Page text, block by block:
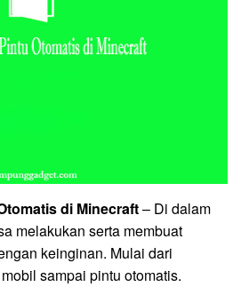
di Minecraft– Di dalam
melakukan serta membuat
keinginan. Mulai dari
sampai pintu otomatis.